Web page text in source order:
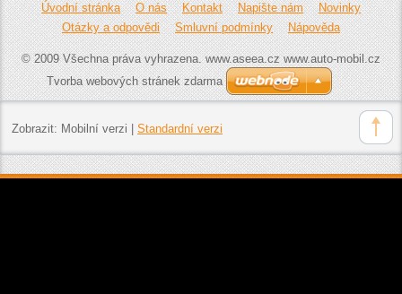
Úvodní stránka O nás Kontakt Napište nám
Novinky
Otázky a odpovědi
Smluvní podmínky Nápověda
© 2009 Všechna práva vyhrazena. www.aseea.cz www.auto-mobil.cz
Tvorba webových stránek zdarma
Zobrazit: Mobilní verzi Standardní verzi